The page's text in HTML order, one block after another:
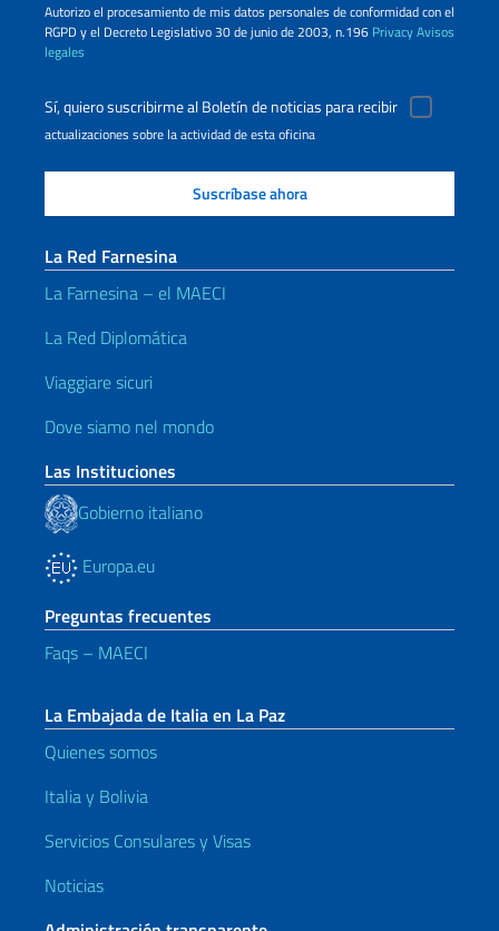
Autorizo ​​el procesamiento de mis datos personales de conformidad con el
RGPD y el Decreto Legislativo 30 de junio de 2003, n.196 PrivacyAvisos
legales
Sí, quiero suscribirme al Boletín de noticias para recibir
actualizaciones sobre la actividad de esta oficina
La Red Farnesina
La Farnesina – el MAECI
La Red Diplomática
Viaggiare sicuri
Dove siamo nel mondo
Las Instituciones
Gobierno italiano
Europa.eu
Preguntas frecuentes
Faqs – MAECI
La Embajada de Italia en La Paz
Quienes somos
Italia y Bolivia
Servicios Consulares y Visas
Noticias